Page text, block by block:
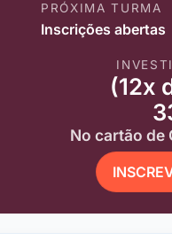
PRÓXIMA TURMA
Inscrições abertas
(12x
No cartão de